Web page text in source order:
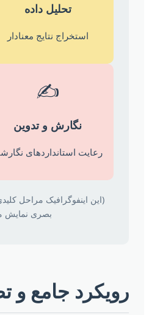
تحلیل داده
استخراج نتایج معنادار
✍️
نگارش و تدوین
رعایت استانداردهای نگارشی
(این اینفوگرافیک مراحل کلیدی
بصری نمایش
جامع و